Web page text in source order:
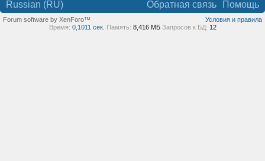
Russian (RU) Обратная связь Помощь
Условия и правила
Forum software by XenForo™
Время: 0,1011 сек. Память: 8,416 МБ Запросов к БД: 12